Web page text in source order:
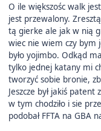
O ile większośc walk
jest przewalony.
tą gierke ale jak w nią
wiec nie wiem czy bym
było yojimbo. Odkąd
tylko jednej katany mi
tworzyć sobie bronie,
Jeszcze był jakiś
w tym chodziło i sie
podobał FFTA na GBA